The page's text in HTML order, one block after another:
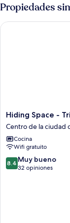
Propiedades
Hiding
Space
-
Trim
Street
Apartments
Centro
Hiding Space -
Centro de la ciudad
Cocina
Wifi gratuito
8.4
de
8.4 Muy bueno
32 opiniones
Hiding Space -